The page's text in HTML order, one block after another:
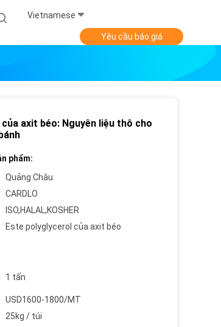
Vietnamese
Yêu cầu báo giá
axit béo: Nguyên liệu thô cho
phẩm:
Quảng Châu
CARDLO
ISO,HALAL,KOSHER
Este polyglycerol của axit béo
1 tấn
USD1600-1800/MT
25kg / túi